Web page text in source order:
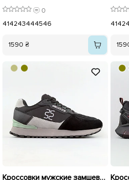
0
414243444546
1590 ₴
4142
Кроссовки мужские замшевые сетка 594895 Черный с серым